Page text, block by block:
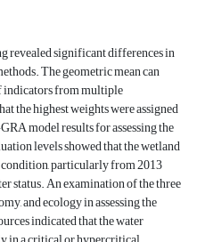
revealed significant differences in
The geometric mean can
from multiple
the highest weights were assigned
model results for assessing the
levels showed that the wetland
particularly from 2013
status. An examination of the three
and ecology in assessing the
indicated that the water